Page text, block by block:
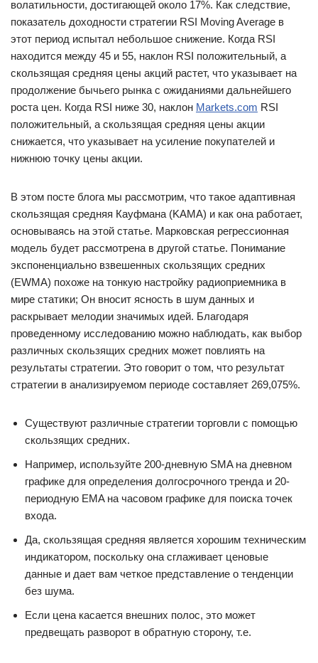
волатильности, достигающей около 17%. Как следствие,
показатель доходности стратегии RSI Moving Average в
этот период испытал небольшое снижение. Когда RSI
находится между 45 и 55, наклон RSI положительный, а
скользящая средняя цены акций растет, что указывает на
продолжение бычьего рынка с ожиданиями дальнейшего
роста цен. Когда RSI ниже 30, наклон Markets.com RSI
положительный, а скользящая средняя цены акции
снижается, что указывает на усиление покупателей и
нижнюю точку цены акции.
В этом посте блога мы рассмотрим, что такое адаптивная
скользящая средняя Кауфмана (KAMA) и как она работает,
основываясь на этой статье. Марковская регрессионная
модель будет рассмотрена в другой статье. Понимание
экспоненциально взвешенных скользящих средних
(EWMA) похоже на тонкую настройку радиоприемника в
мире статики; Он вносит ясность в шум данных и
раскрывает мелодии значимых идей. Благодаря
проведенному исследованию можно наблюдать, как выбор
различных скользящих средних может повлиять на
результаты стратегии. Это говорит о том, что результат
стратегии в анализируемом периоде составляет 269,075%.
Существуют различные стратегии торговли с помощью
скользящих средних.
Например, используйте 200-дневную SMA на дневном
графике для определения долгосрочного тренда и 20-
периодную EMA на часовом графике для поиска точек
входа.
Да, скользящая средняя является хорошим техническим
индикатором, поскольку она сглаживает ценовые
данные и дает вам четкое представление о тенденции
без шума.
Если цена касается внешних полос, это может
предвещать разворот в обратную сторону, т.е.